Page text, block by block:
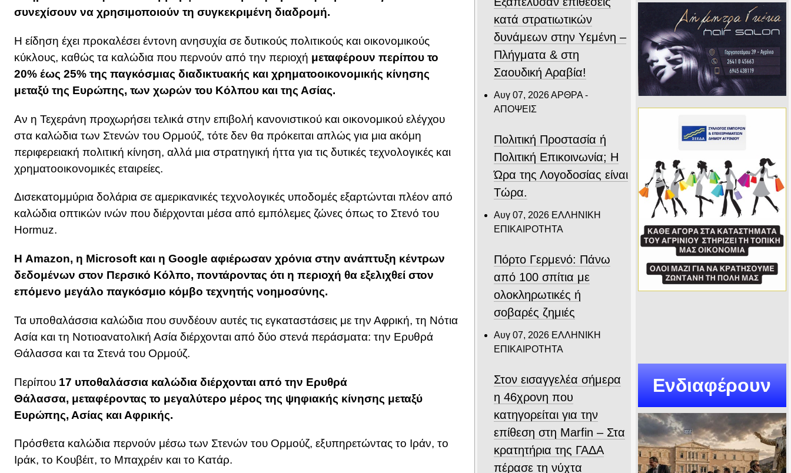
συνεχίσουν να χρησιμοποιούν τη συγκεκριμένη διαδρομή.
Η είδηση έχει προκαλέσει έντονη ανησυχία σε δυτικούς πολιτικούς και οικονομικούς
κύκλους, καθώς τα καλώδια που περνούν από την περιοχή μεταφέρουν περίπου το
20% έως 25% της παγκόσμιας διαδικτυακής και χρηματοοικονομικής κίνησης
μεταξύ της Ευρώπης, των χωρών του Κόλπου και της Ασίας.
Αν η Τεχεράνη προχωρήσει τελικά στην επιβολή κανονιστικού και οικονομικού ελέγχου
στα καλώδια των Στενών του Ορμούζ, τότε δεν θα πρόκειται απλώς για μια ακόμη
περιφερειακή πολιτική κίνηση, αλλά μια στρατηγική ήττα για τις δυτικές τεχνολογικές και
χρηματοοικονομικές εταιρείες.
Δισεκατομμύρια δολάρια σε αμερικανικές τεχνολογικές υποδομές εξαρτώνται πλέον από
καλώδια οπτικών ινών που διέρχονται μέσα από εμπόλεμες ζώνες όπως το Στενό του
Hormuz.
Η Amazon, η Microsoft και η Google αφιέρωσαν χρόνια στην ανάπτυξη κέντρων
δεδομένων στον Περσικό Κόλπο, ποντάροντας ότι η περιοχή θα εξελιχθεί στον
επόμενο μεγάλο παγκόσμιο κόμβο τεχνητής νοημοσύνης.
Τα υποθαλάσσια καλώδια που συνδέουν αυτές τις εγκαταστάσεις με την Αφρική, τη Νότια
Ασία και τη Νοτιοανατολική Ασία διέρχονται από δύο στενά περάσματα: την Ερυθρά
Θάλασσα και τα Στενά του Ορμούζ.
Περίπου 17 υποθαλάσσια καλώδια διέρχονται από την Ερυθρά
Θάλασσα, μεταφέροντας το μεγαλύτερο μέρος της ψηφιακής κίνησης μεταξύ
Ευρώπης, Ασίας και Αφρικής.
Πρόσθετα καλώδια περνούν μέσω των Στενών του Ορμούζ, εξυπηρετώντας το Ιράν, το
Ιράκ, το Κουβέιτ, το Μπαχρέιν και το Κατάρ.
κατά στρατιωτικών
δυνάμεων στην Υεμένη –
Πλήγματα & στη
Σαουδική Αραβία!
Αυγ 07, 2026ΑΡΘΡΑ -
ΑΠΟΨΕΙΣ
Πολιτική Προστασία ή
Πολιτική Επικοινωνία; Η
Ώρα της Λογοδοσίας είναι
Τώρα.
Αυγ 07, 2026 ΕΛΛΗΝΙΚΗ
ΕΠΙΚΑΙΡΟΤΗΤΑ
Πόρτο Γερμενό: Πάνω
από 100 σπίτια με
ολοκληρωτικές ή
σοβαρές ζημιές
Αυγ 07, 2026 ΕΛΛΗΝΙΚΗ
ΕΠΙΚΑΙΡΟΤΗΤΑ
Στον εισαγγελέα σήμερα
η 46χρονη που
κατηγορείται για την
επίθεση στη Marfin – Στα
κρατητήρια της ΓΑΔΑ
πέρασε τη νύχτα
Ενδιαφέρουν